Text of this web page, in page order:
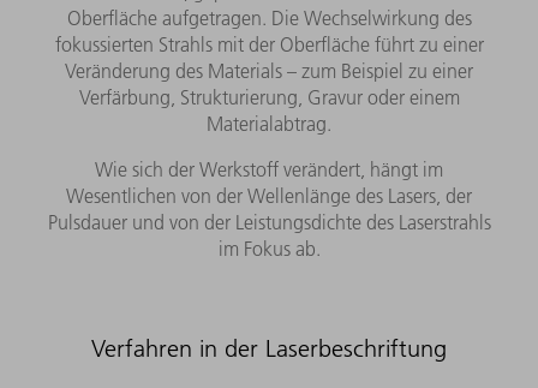
Oberfläche aufgetragen. Die Wechselwirkung des
fokussierten Strahls mit der Oberfläche führt zu einer
Veränderung des Materials – zum Beispiel zu einer
Verfärbung, Strukturierung, Gravur oder einem
Materialabtrag.
Wie sich der Werkstoff verändert, hängt im
Wesentlichen von der Wellenlänge des Lasers, der
Pulsdauer und von der Leistungsdichte des Laserstrahls
im Fokus ab.
Verfahren in der Laserbeschriftung